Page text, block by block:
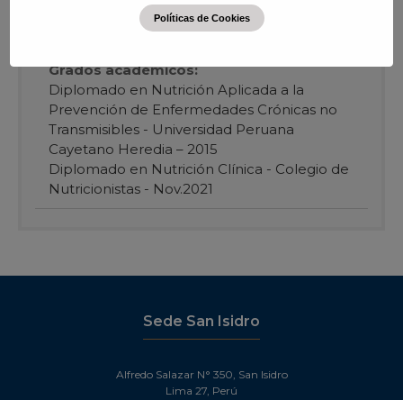
Nutrición Clínica con mención en Nutrición
Oncológica - Universidad Norbert Wiener -
Grados académicos:
Diplomado en Nutrición Aplicada a la
Prevención de Enfermedades Crónicas no
Transmisibles - Universidad Peruana
Cayetano Heredia – 2015
Diplomado en Nutrición Clínica - Colegio de
Nutricionistas - Nov.2021
Sede San Isidro
Alfredo Salazar N° 350, San Isidro
Lima 27, Perú
Políticas de Cookies